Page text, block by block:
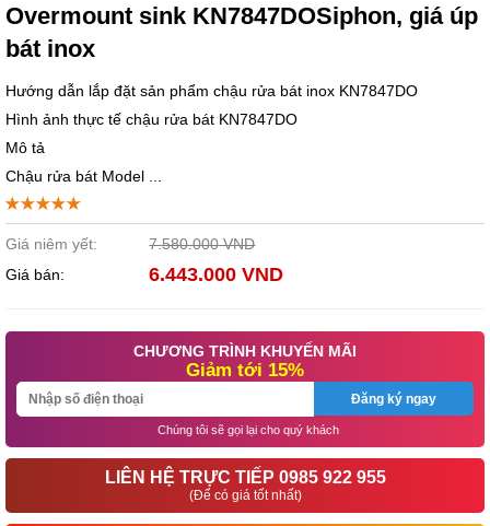
Overmount sink KN7847DOSiphon, giá úp
bát inox
Hướng dẫn lắp đặt sản phẩm chậu rửa bát inox KN7847DO
Hình ảnh thực tế chậu rửa bát KN7847DO
Mô tả
Chậu rửa bát Model ...
Giá niêm yết: 7.580.000 VND
Giá bán: 6.443.000 VND
CHƯƠNG TRÌNH KHUYẾN MÃI
Giảm tới 15%
Đăng ký ngay
Chúng tôi sẽ gọi lại cho quý khách
LIÊN HỆ TRỰC TIẾP 0985 922 955
(Để có giá tốt nhất)